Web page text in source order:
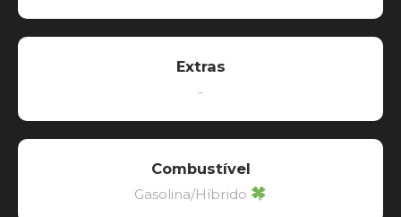
Extras
-
Combustível
Gasolina/Híbrido